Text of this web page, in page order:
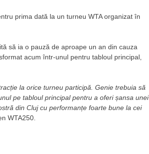
prima dată la un turneu WTA organizat în
să ia o pauză de aproape un an din cauza
acum într-unul pentru tabloul principal,
la orice turneu participă. Genie trebuia să
pe tabloul principal pentru a oferi șansa unei
din Cluj cu performanțe foarte bune la cei
WTA250.